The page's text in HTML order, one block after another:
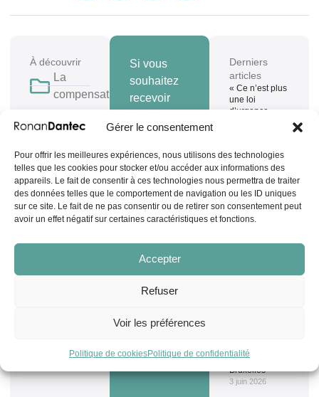
Gérer le consentement
Pour offrir les meilleures expériences, nous utilisons des technologies
telles que les cookies pour stocker et/ou accéder aux informations des
appareils. Le fait de consentir à ces technologies nous permettra de traiter
des données telles que le comportement de navigation ou les ID uniques
sur ce site. Le fait de ne pas consentir ou de retirer son consentement peut
avoir un effet négatif sur certaines caractéristiques et fonctions.
Accepter
Refuser
Voir les préférences
Politique de cookiesPolitique de confidentialité
À découvrir
La
compensation
Le
de la
valeur
(loi
ENR)
Biodiversité
Si vous
souhaitez
recevoir
informations
sur le
sénateur,
inscrivez-
vous ici.
S'inscrire
Derniers
articles
« Ce n’est plus
une loi
d’urgence
agricole » –
Texte de
discussion
générale
relative au
projet de loi
d’urgence pour
Chance
Europe à
Bruxelles
3 juin 2026